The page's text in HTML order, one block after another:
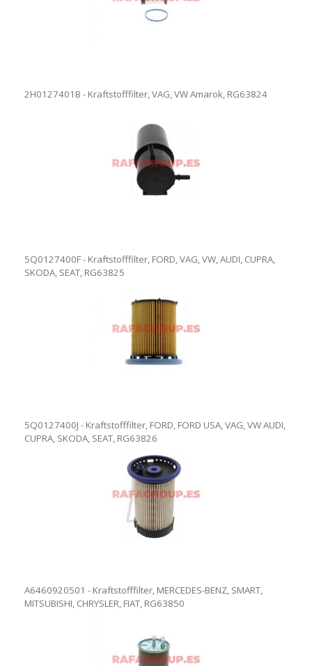
2H0127401B - Kraftstofffilter, VAG, VW Amarok, RG63824
5Q0127400F - Kraftstofffilter, FORD, VAG, VW, AUDI, CUPRA,
SKODA, SEAT, RG63825
5Q0127400J - Kraftstofffilter, FORD, FORD USA, VAG, VW AUDI,
CUPRA, SKODA, SEAT, RG63826
A6460920501 - Kraftstofffilter, MERCEDES-BENZ, SMART,
MITSUBISHI, CHRYSLER, FIAT, RG63850